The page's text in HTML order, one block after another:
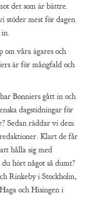
det som är bättre.
stöder mest för dagen
våra ägares och
är för mångfald och
Bonniers gått in och
dagstidningar för
Sedan räddar vi dem
Klart de får
hålla sig med
hört något så dumt?
Rinkeby i Stockholm,
och Hisingen i